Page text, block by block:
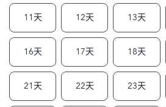
11天 12天 13天
16天 17天 18天
21天 22天 23天